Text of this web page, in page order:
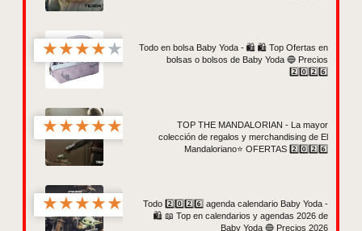
★★★★★
Todo en bolsa Baby Yoda - 🛍️ 🛍️ Top Ofertas en
bolsas o bolsos de Baby Yoda 🔵 Precios
2️⃣0️⃣2️⃣6️⃣
★★★★★
TOP THE MANDALORIAN - La mayor
colección de regalos y merchandising de El
Mandaloriano⭐ OFERTAS 2️⃣0️⃣2️⃣6️⃣
★★★★★
Todo 2️⃣0️⃣2️⃣6️⃣ agenda calendario Baby Yoda -
🛍️ 📖 Top en calendarios y agendas 2026 de
Baby Yoda 🔵 Precios 2026